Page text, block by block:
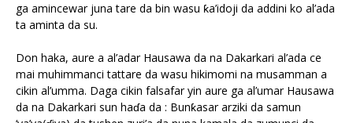
ga amincewar juna tare da bin wasu ƙa’idoji da addini ko al’ada
ta aminta da su.
Don haka, aure a al’adar Hausawa da na Dakarkari al’ada ce
mai muhimmanci tattare da wasu hikimomi na musamman a
cikin al’umma. Daga cikin falsafar yin aure ga al’umar Hausawa
da na Dakarkari sun haɗa da : Bunƙasar arziki da samun